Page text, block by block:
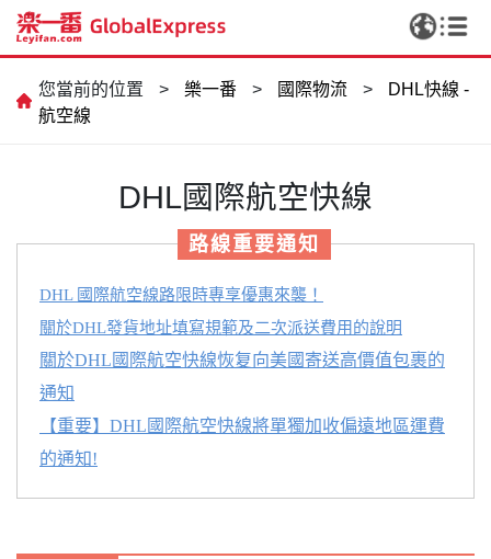
您當前的位置 > 樂一番 > 國際物流 >
DHL快線 -
航空線
DHL國際航空快線
路線重要通知
DHL 國際航空線路限時專享優惠來襲！
關於DHL發貨地址填寫規範及二次派送費用的說明
關於DHL國際航空快線恢复向美國寄送高價值包裹的
通知
【重要】DHL國際航空快線將單獨加收偏遠地區運費
的通知!